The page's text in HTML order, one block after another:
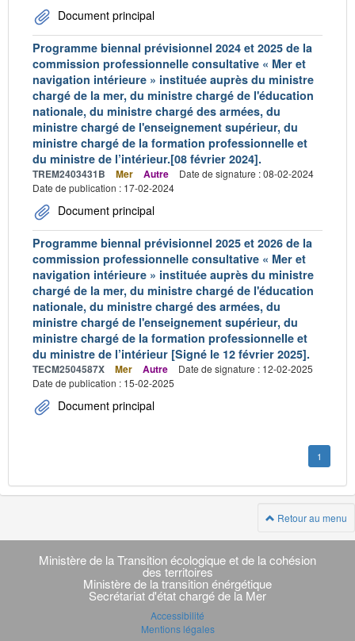
Document principal
Programme biennal prévisionnel 2024 et 2025 de la
commission professionnelle consultative « Mer et
navigation intérieure » instituée auprès du ministre
chargé de la mer, du ministre chargé de l'éducation
nationale, du ministre chargé des armées, du
ministre chargé de l'enseignement supérieur, du
ministre chargé de la formation professionnelle et
du ministre de l’intérieur.[08 février 2024].
TREM2403431B Mer Autre
Date de signature : 08-02-2024
Date de publication : 17-02-2024
Document principal
Programme biennal prévisionnel 2025 et 2026 de la
commission professionnelle consultative « Mer et
navigation intérieure » instituée auprès du ministre
chargé de la mer, du ministre chargé de l'éducation
nationale, du ministre chargé des armées, du
ministre chargé de l'enseignement supérieur, du
ministre chargé de la formation professionnelle et
du ministre de l’intérieur [Signé le 12 février 2025].
TECM2504587X Mer Autre
Date de signature : 12-02-2025
Date de publication : 15-02-2025
Document principal
1
Retour au menu
Navigation
transverse
Ministère de la Transition écologique et de la cohésion
des territoires
Ministère de la transition énérgétique
Secrétariat d'état chargé de la Mer
Accessibilité
Mentions légales